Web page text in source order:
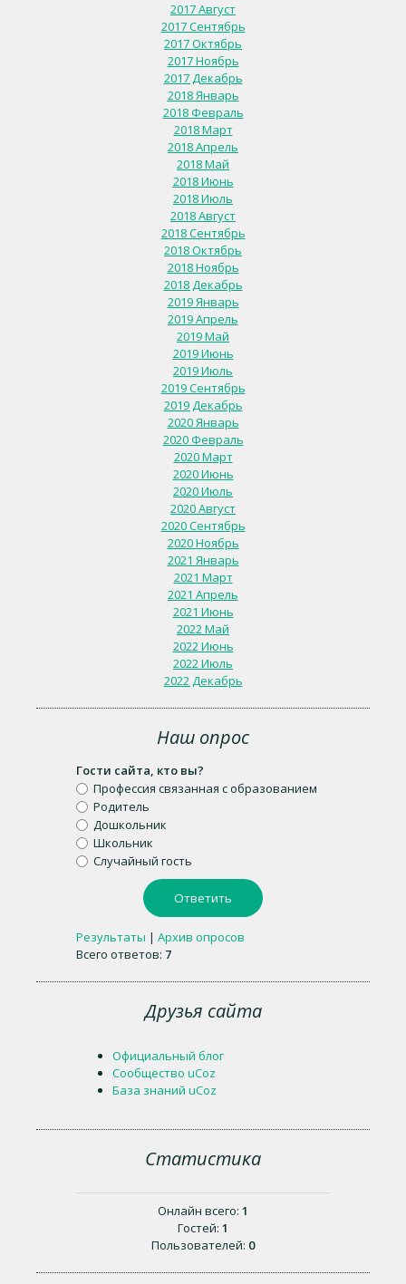
2017 Август
2017 Сентябрь
2017 Октябрь
2017 Ноябрь
2017 Декабрь
2018 Январь
2018 Февраль
2018 Март
2018 Апрель
2018 Май
2018 Июнь
2018 Июль
2018 Август
2018 Сентябрь
2018 Октябрь
2018 Ноябрь
2018 Декабрь
2019 Январь
2019 Апрель
2019 Май
2019 Июнь
2019 Июль
2019 Сентябрь
2019 Декабрь
2020 Январь
2020 Февраль
2020 Март
2020 Июнь
2020 Июль
2020 Август
2020 Сентябрь
2020 Ноябрь
2021 Январь
2021 Март
2021 Апрель
2021 Июнь
2022 Май
2022 Июнь
2022 Июль
2022 Декабрь
Наш опрос
Гости сайта, кто вы?
Профессия связанная с образованием
Родитель
Дошкольник
Школьник
Случайный гость
Результаты | Архив опросов
Всего ответов: 7
Друзья сайта
Официальный блог
Сообщество uCoz
База знаний uCoz
Статистика
Онлайн всего: 1
Гостей: 1
Пользователей: 0